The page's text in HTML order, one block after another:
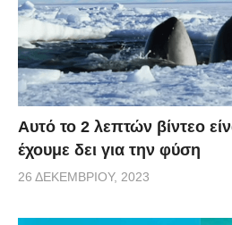
Αυτό το 2 λεπτών βίντεο
έχουμε δει για την φύση
26 ΔΕΚΕΜΒΡΊΟΥ, 2023